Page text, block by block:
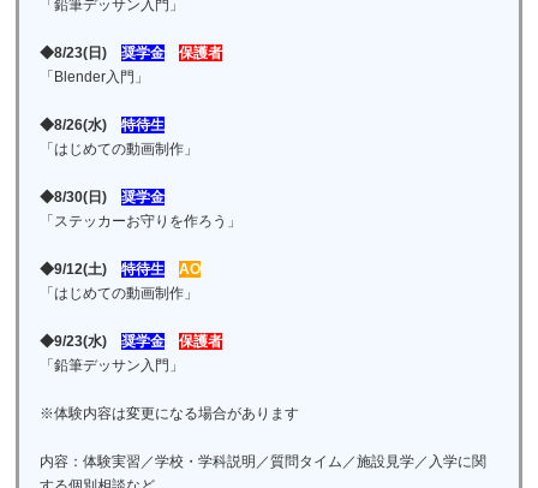
「鉛筆デッサン入門」
◆8/23(日) 奨学金
保護者
「Blender入門」
◆8/26(水)
特待生
「はじめての動画制作」
◆8/30(日)
奨学金
「ステッカーお守りを作ろう」
◆9/12(土)特待生
AO
「はじめての動画制作」
◆9/23(水) 奨学金
保護者
「鉛筆デッサン入門」
※体験内容は変更になる場合があります
内容：体験実習／学校・学科説明／質問タイム／施設見学／入学に関